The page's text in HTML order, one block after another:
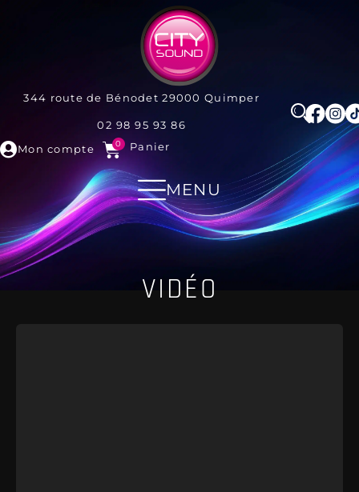
344 route de Bénodet 29000 Quimper
02 98 95 93 86
Mon compte
0 Panier
MENU
VIDÉO